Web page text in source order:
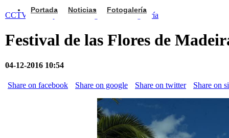
Portada Noticias Fotogalería
CCTV.com Español > Fotogalería>Fotogalería
Festival de las Flores de
04-12-2016 10:54
Share on facebook Share on google Share on twitter Share on